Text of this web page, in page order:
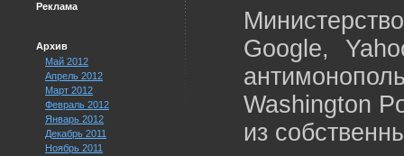
Реклама
Архив
Май 2012
Апрель 2012
Март 2012
Февраль 2012
Январь 2012
Декабрь 2011
Ноябрь 2011
Google,
Washington
из